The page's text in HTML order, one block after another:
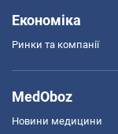
Економіка
Ринки та компанії
MedOboz
Новини медицини